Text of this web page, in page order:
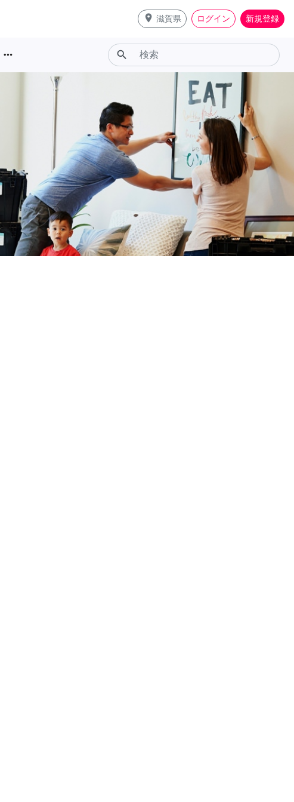
place 滋賀県 ログイン 新規登録
more_horiz search